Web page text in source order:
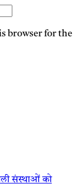
browser for the
संस्थाओं को